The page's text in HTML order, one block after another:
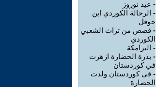
- عيد نوروز
- الرحالة الكوردي ابن
حوقل
- قصص من تراث الشعبي
الكوردي
- البرامكة
- بذرة الحضارة ازهرت
في كوردستان
- في كوردستان ولدت
الحضارة